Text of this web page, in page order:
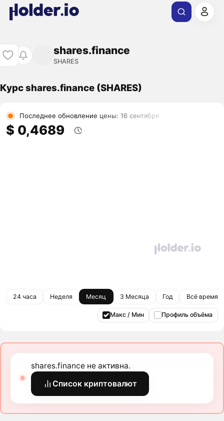
shares.finance
SHARES
Курс shares.finance (SHARES)
Последнее обновление цены: 16 сентября
$ 0,4689
24 часа Неделя Месяц 3 Месяца Год Всё время
Макс / Мин Профиль объёма
shares.finance не активна.
Список криптовалют